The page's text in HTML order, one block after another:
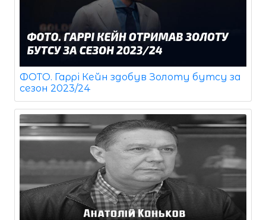
ФОТО. Гаррі Кейн здобув Золоту бутсу за
сезон 2023/24